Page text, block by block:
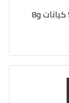
عقوبات أمريكية جديدة على 5 كيانات و8